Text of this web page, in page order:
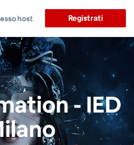
host Registrati
- IED